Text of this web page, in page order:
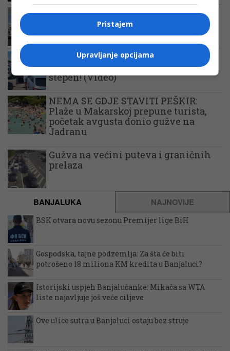
Vozačima se savjetuje strpljenje:
Gužve na više graničnih prelaza na
ulazu u BiH
Kolaps na izlazu iz Grčke: Kolone
vozila, u automobilima izmjereno 51
stepen! (Video)
NEMA SE GDJE STAVITI PEŠKIR:
Plaže u Makarskoj prepune turista,
početak avgusta donio gužve na
Jadranu
Gužva na većini puteva i graničnih
prelaza
BANJALUKA NAJNOVIJE
BSK otvara novu sezonu Premijer lige BiH
Gospodska, tajne podzemlja: Za šta će biti
potrošeno 18 miliona KM kredita u Banjaluci?
Istorijski uspjeh Banjalučanke: Mikača sa WTA
liste najavljuje još veće ciljeve
Ove ulice sutra u Banjaluci ostaju bez struje
Pristajem
Upravljanje opcijama